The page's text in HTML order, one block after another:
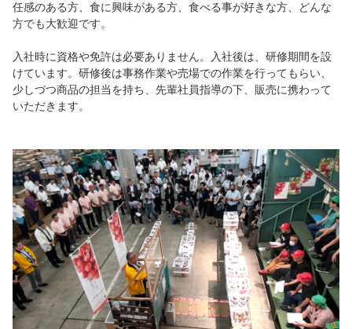
任感のある方、食に興味がある方、食べる事が好きな方、どんな
方でも大歓迎です。
入社時に資格や免許は必要ありません。入社後は、研修期間を設
けています。研修後は事務作業や売場での作業を行ってもらい、
少しづつ商品の担当を持ち、先輩社員指導の下、販売に携わって
いただきます。